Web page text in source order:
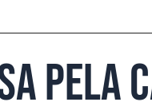
pela